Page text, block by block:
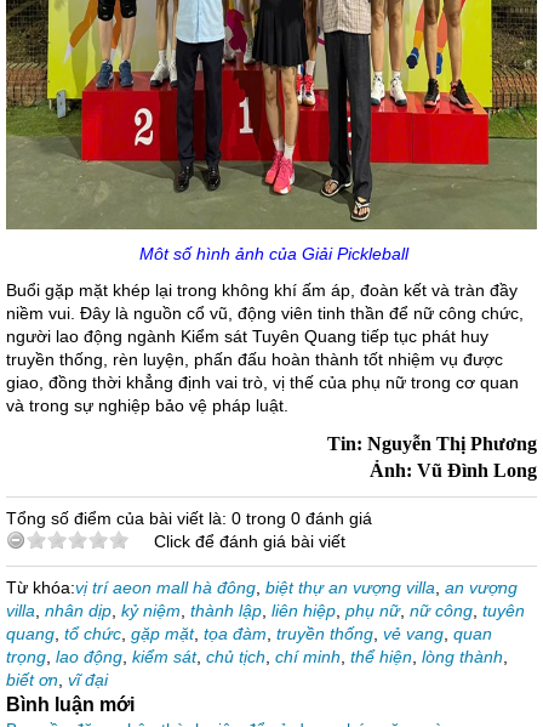
Môt số hình ảnh của Giải Pickleball
Buổi gặp mặt khép lại trong không khí ấm áp, đoàn kết và tràn đầy
niềm vui. Đây là nguồn cổ vũ, động viên tinh thần để nữ công chức,
người lao động ngành Kiểm sát Tuyên Quang tiếp tục phát huy
truyền thống, rèn luyện, phấn đấu hoàn thành tốt nhiệm vụ được
giao, đồng thời khẳng định vai trò, vị thế của phụ nữ trong cơ quan
và trong sự nghiệp bảo vệ pháp luật.
Tin: Nguyễn Thị Phương
Ảnh: Vũ Đình Long
Tổng số điểm của bài viết là: 0 trong 0 đánh giá
Click để đánh giá bài viết
Từ khóa:vị trí aeon mall hà đông biệt thự an vượng villa an vượng
villa nhân dịp kỷ niệm thành lập liên hiệp phụ nữ, nữ công tuyên
quang tổ chức gặp mặt, tọa đàm truyền thống vẻ vang quan
trọng lao động kiểm sát, chủ tịch chí minh thể hiện lòng thành
biết ơn vĩ đại
Bình luận mới